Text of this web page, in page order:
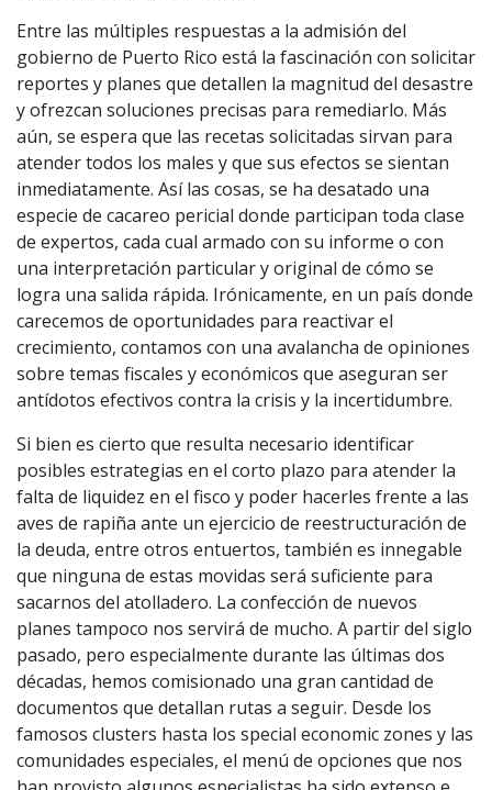
Entre las múltiples respuestas a la admisión del
gobierno de Puerto Rico está la fascinación con solicitar
reportes y planes que detallen la magnitud del desastre
y ofrezcan soluciones precisas para remediarlo. Más
aún, se espera que las recetas solicitadas sirvan para
atender todos los males y que sus efectos se sientan
inmediatamente. Así las cosas, se ha desatado una
especie de cacareo pericial donde participan toda clase
de expertos, cada cual armado con su informe o con
una interpretación particular y original de cómo se
logra una salida rápida. Irónicamente, en un país donde
carecemos de oportunidades para reactivar el
crecimiento, contamos con una avalancha de opiniones
sobre temas fiscales y económicos que aseguran ser
antídotos efectivos contra la crisis y la incertidumbre.
Si bien es cierto que resulta necesario identificar
posibles estrategias en el corto plazo para atender la
falta de liquidez en el fisco y poder hacerles frente a las
aves de rapiña ante un ejercicio de reestructuración de
la deuda, entre otros entuertos, también es innegable
que ninguna de estas movidas será suficiente para
sacarnos del atolladero. La confección de nuevos
planes tampoco nos servirá de mucho. A partir del siglo
pasado, pero especialmente durante las últimas dos
décadas, hemos comisionado una gran cantidad de
documentos que detallan rutas a seguir. Desde los
famosos clusters hasta los special economic zones y las
comunidades especiales, el menú de opciones que nos